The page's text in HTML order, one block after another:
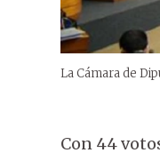
La Cámara de
Con 44